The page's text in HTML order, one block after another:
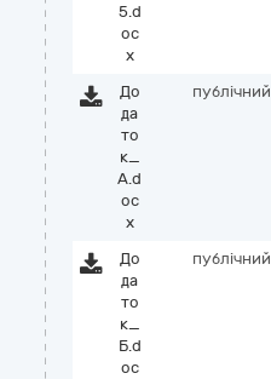
5.d
oc
x
До
да
то
к_
А.d
oc
x
публічний
До
да
то
к_
Б.d
oc
публічний